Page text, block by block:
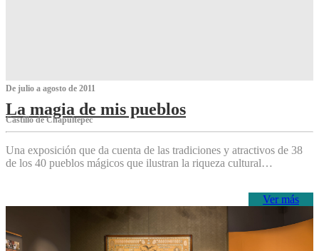
De julio a agosto de 2011
La magia de mis pueblos
Castillo de Chapultepec
Una exposición que da cuenta de las tradiciones y atractivos de 38
de los 40 pueblos mágicos que ilustran la riqueza cultural…
Ver más